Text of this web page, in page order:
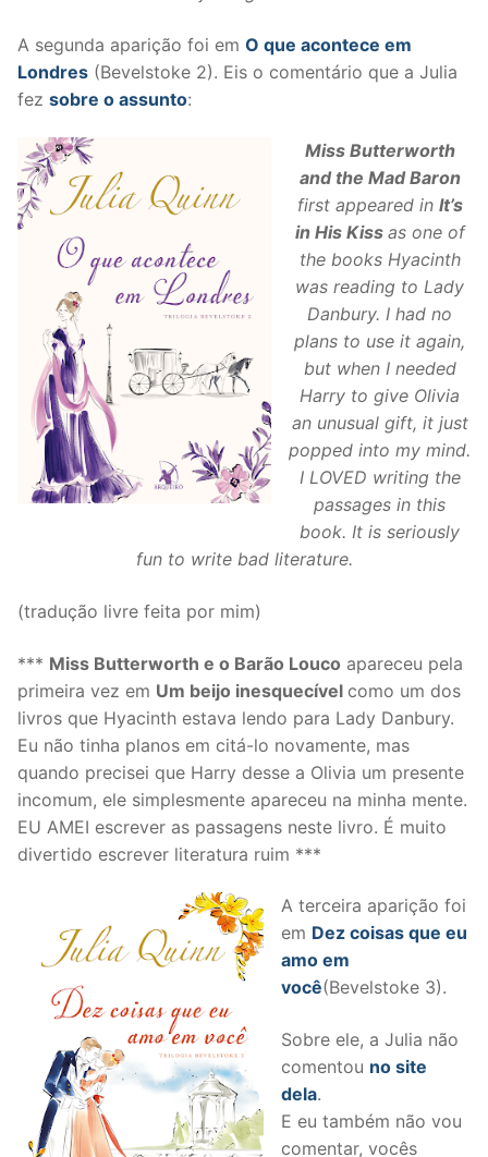
A segunda aparição foi em O que acontece em
Londres (Bevelstoke 2). Eis o comentário que a Julia
fez sobre o assunto:
Miss Butterworth
and the Mad Baron
first appeared in It’s
in His Kiss as one of
the books Hyacinth
was reading to Lady
Danbury. I had no
plans to use it again,
but when I needed
Harry to give Olivia
an unusual gift, it just
popped into my mind.
I LOVED writing the
passages in this
book. It is seriously
fun to write bad literature.
(tradução livre feita por mim)
*** Miss Butterworth e o Barão Louco apareceu pela
primeira vez em Um beijo inesquecível como um dos
livros que Hyacinth estava lendo para Lady Danbury.
Eu não tinha planos em citá-lo novamente, mas
quando precisei que Harry desse a Olivia um presente
incomum, ele simplesmente apareceu na minha mente.
EU AMEI escrever as passagens neste livro. É muito
divertido escrever literatura ruim ***
A terceira aparição foi
em Dez coisas que eu
amo em
você(Bevelstoke 3).
Sobre ele, a Julia não
comentou no site
dela.
E eu também não vou
comentar, vocês